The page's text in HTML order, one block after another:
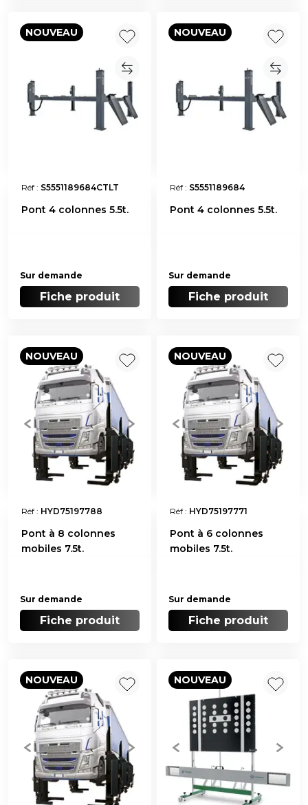
NOUVEAU
Réf : S5551189684CTLT
Pont 4 colonnes 5.5t.
Sur demande
Fiche produit
NOUVEAU
Réf : S5551189684
Pont 4 colonnes 5.5t.
Sur demande
Fiche produit
NOUVEAU
Réf : HYD75197788
Pont à 8 colonnes
mobiles 7.5t.
Sur demande
Fiche produit
NOUVEAU
Réf : HYD75197771
Pont à 6 colonnes
mobiles 7.5t.
Sur demande
Fiche produit
NOUVEAU NOUVEAU